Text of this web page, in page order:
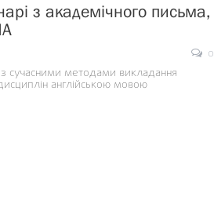
з академічного письма,
0
сучасними методами викладання
англійською мовою